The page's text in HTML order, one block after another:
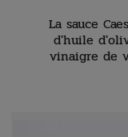
La sauce
d'huile
vinaigre de